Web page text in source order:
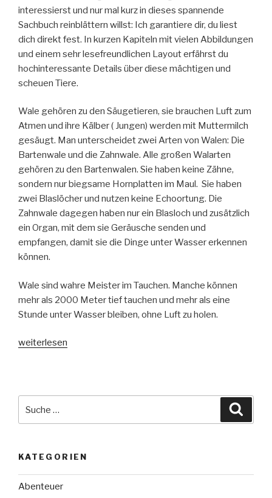
interessierst und nur mal kurz in dieses spannende
Sachbuch reinblättern willst: Ich garantiere dir, du liest
dich direkt fest. In kurzen Kapiteln mit vielen Abbildungen
und einem sehr lesefreundlichen Layout erfährst du
hochinteressante Details über diese mächtigen und
scheuen Tiere.
Wale gehören zu den Säugetieren, sie brauchen Luft zum
Atmen und ihre Kälber ( Jungen) werden mit Muttermilch
gesäugt. Man unterscheidet zwei Arten von Walen: Die
Bartenwale und die Zahnwale. Alle großen Walarten
gehören zu den Bartenwalen. Sie haben keine Zähne,
sondern nur biegsame Hornplatten im Maul. Sie haben
zwei Blaslöcher und nutzen keine Echoortung. Die
Zahnwale dagegen haben nur ein Blasloch und zusätzlich
ein Organ, mit dem sie Geräusche senden und
empfangen, damit sie die Dinge unter Wasser erkennen
können.
Wale sind wahre Meister im Tauchen. Manche können
mehr als 2000 Meter tief tauchen und mehr als eine
Stunde unter Wasser bleiben, ohne Luft zu holen.
„Die
weiterlesen
nach:
KATEGORIEN
Abenteuer